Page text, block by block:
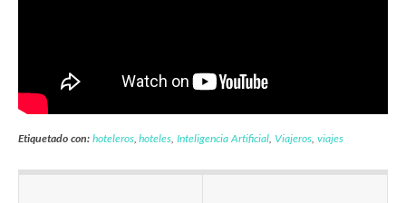
Etiquetado con: hoteleros,hoteles Inteligencia Artificial Viajeros, viajes